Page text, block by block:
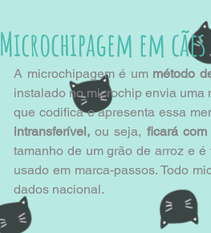
Microchipagem em
A microchipagem é um método
instalado no microchip envia
que codifica e apresenta essa
intransferível, ou seja, ficará
tamanho de um grão de arroz e
usado em marca-passos. Todo
dados nacional.